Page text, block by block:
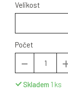
Velikost
Počet
Skladem 1 ks